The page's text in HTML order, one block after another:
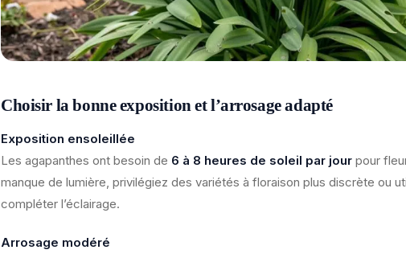
Choisir la bonne exposition et l’arrosage adapté
Exposition ensoleillée
Les agapanthes ont besoin de 6 à 8 heures de soleil par jour pour
manque de lumière, privilégiez des variétés à floraison plus discrète ou
compléter l’éclairage.
Arrosage modéré